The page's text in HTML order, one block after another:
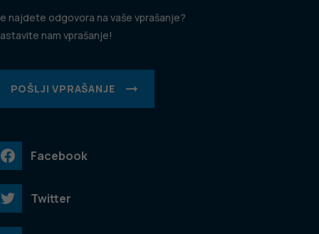
najdete odgovora na vaše vprašanje?
nam vprašanje!
POŠLJI VPRAŠANJE
Facebook
Twitter